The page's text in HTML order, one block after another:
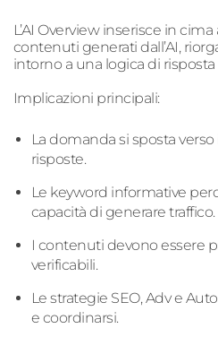
L’AI Overview inserisce in
contenuti generati dall’AI,
intorno a una logica di
Implicazioni principali:
La domanda si sposta
risposte.
Le keyword informative
capacità di generare traffico.
I contenuti devono essere
verificabili.
Le strategie SEO, Adv e
e coordinarsi.